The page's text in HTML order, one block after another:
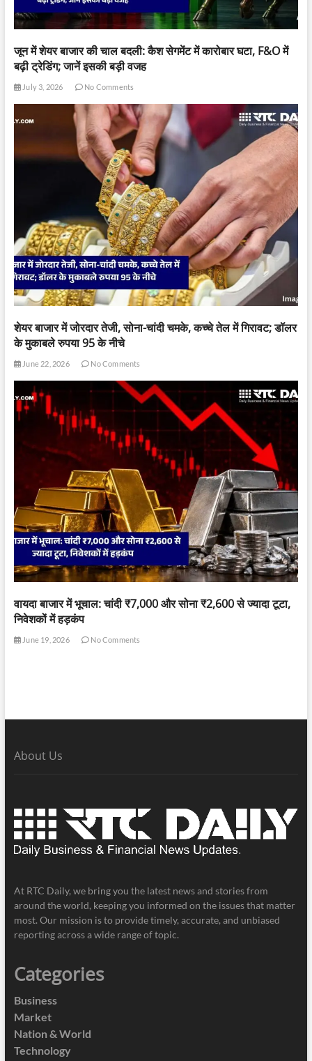
जून में शेयर बाजार की चाल बदली: कैश सेगमेंट में कारोबार घटा, F&O में
बढ़ी ट्रेडिंग; जानें इसकी बड़ी वजह
July 3, 2026 No Comments
शेयर बाजार में जोरदार तेजी, सोना-चांदी चमके, कच्चे तेल में गिरावट; डॉलर
के मुकाबले रुपया 95 के नीचे
June 22, 2026 No Comments
वायदा बाजार में भूचाल: चांदी ₹7,000 और सोना ₹2,600 से ज्यादा टूटा,
निवेशकों में हड़कंप
June 19, 2026 No Comments
About Us
At RTC Daily, we bring you the latest news and stories from
around the world, keeping you informed on the issues that matter
most. Our mission is to provide timely, accurate, and unbiased
reporting across a wide range of topic.
Categories
Business
Market
Nation & World
Technology